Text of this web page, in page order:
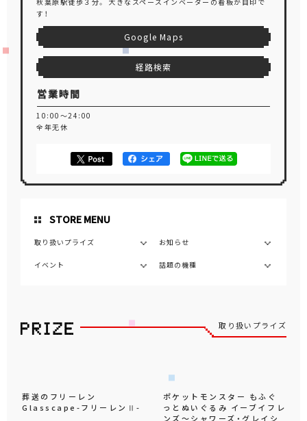
STORE MENU
取り扱いプライズ お知らせ
イベント 話題の機種
取り扱いプライズ
葬送のフリーレン
Glasscape-フリーレンⅡ-
ポケットモンスター もふぐ
っとぬいぐるみ イーブイフレ
ンズ～シャワーズ・グレイシ
す！
Google Maps
経路検索
営業時間
10:00～24:00
全年无休